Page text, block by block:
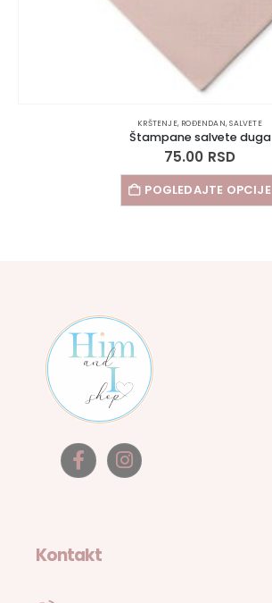
KRŠTENJE, ROĐENDAN,SALVETE
Štampane salvete duga
75.00 RSD
POGLEDAJTE OPCIJE
Kontakt